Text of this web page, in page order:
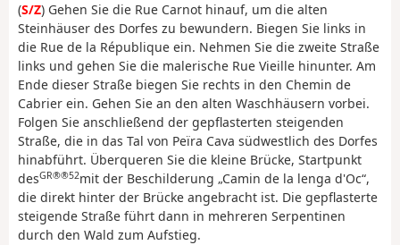
(S/Z) Gehen Sie die Rue Carnot hinauf, um die alten
Steinhäuser des Dorfes zu bewundern. Biegen Sie links in
die Rue de la République ein. Nehmen Sie die zweite Straße
links und gehen Sie die malerische Rue Vieille hinunter. Am
Ende dieser Straße biegen Sie rechts in den Chemin de
Cabrier ein. Gehen Sie an den alten Waschhäusern vorbei.
Folgen Sie anschließend der gepflasterten steigenden
Straße, die in das Tal von Peïra Cava südwestlich des Dorfes
hinabführt. Überqueren Sie die kleine Brücke, Startpunkt
desGR®®52mit der Beschilderung „Camin de la lenga d'Oc“,
die direkt hinter der Brücke angebracht ist. Die gepflasterte
steigende Straße führt dann in mehreren Serpentinen
durch den Wald zum Aufstieg.